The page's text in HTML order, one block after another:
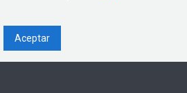
Aceptar